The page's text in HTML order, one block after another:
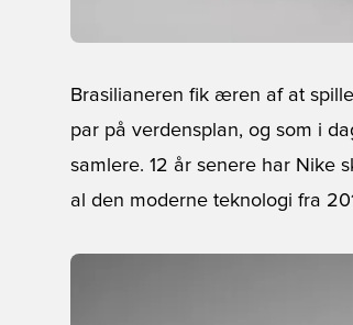
Brasilianeren fik æren af at
par på verdensplan, og som i
samlere. 12 år senere har Nike
al den moderne teknologi fra